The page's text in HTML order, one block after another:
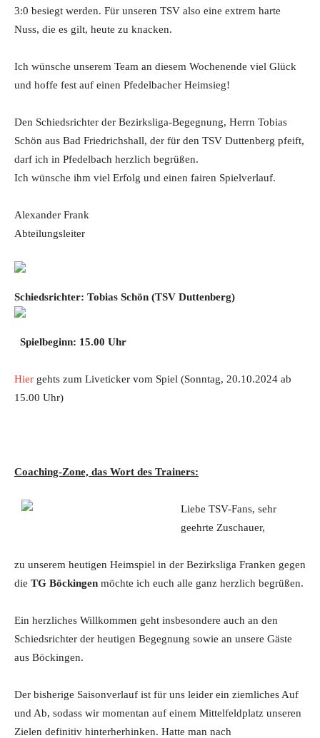
3:0 besiegt werden. Für unseren TSV also eine extrem harte
Nuss, die es gilt, heute zu knacken.
Ich wünsche unserem Team an diesem Wochenende viel Glück
und hoffe fest auf einen Pfedelbacher Heimsieg!
Den Schiedsrichter der Bezirksliga-Begegnung, Herrn Tobias
Schön aus Bad Friedrichshall, der für den TSV Duttenberg pfeift,
darf ich in Pfedelbach herzlich begrüßen.
Ich wünsche ihm viel Erfolg und einen fairen Spielverlauf.
Alexander Frank
Abteilungsleiter
Schiedsrichter: Tobias Schön (TSV Duttenberg)
Spielbeginn: 15.00 Uhr
Hier gehts zum Liveticker vom Spiel (Sonntag, 20.10.2024 ab
15.00 Uhr)
Coaching-Zone, das Wort des Trainers:
Liebe TSV-Fans, sehr
geehrte Zuschauer,
zu unserem heutigen Heimspiel in der Bezirksliga Franken gegen
die TG Böckingen möchte ich euch alle ganz herzlich begrüßen.
Ein herzliches Willkommen geht insbesondere auch an den
Schiedsrichter der heutigen Begegnung sowie an unsere Gäste
aus Böckingen.
Der bisherige Saisonverlauf ist für uns leider ein ziemliches Auf
und Ab, sodass wir momentan auf einem Mittelfeldplatz unseren
Zielen definitiv hinterherhinken. Hatte man nach